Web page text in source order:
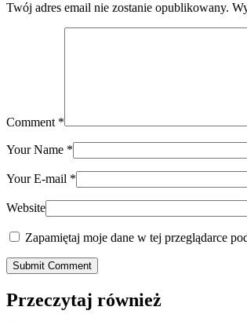
Twój adres email nie zostanie opublikowany.
Comment *
Your Name *
Your E-mail *
Website
Zapamiętaj moje dane w tej przeglądarce
Submit Comment
Przeczytaj również